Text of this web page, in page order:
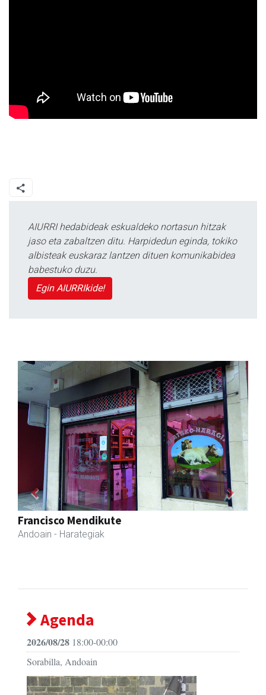
AIURRI hedabideak eskualdeko nortasun hitzak
jaso eta zabaltzen ditu. Harpidedun eginda, tokiko
albisteak euskaraz lantzen dituen komunikabidea
babestuko duzu.
Egin AIURRIkide!
Francisco Mendikute
Andoain - Harategiak
Previous Next
Agenda
2026/08/28 18:00-00:00
Sorabilla, Andoain